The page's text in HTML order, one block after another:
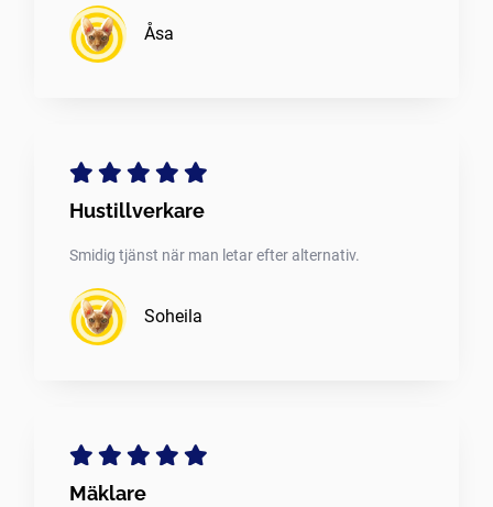
Åsa
Hustillverkare
Smidig tjänst när man letar efter alternativ.
Soheila
Mäklare